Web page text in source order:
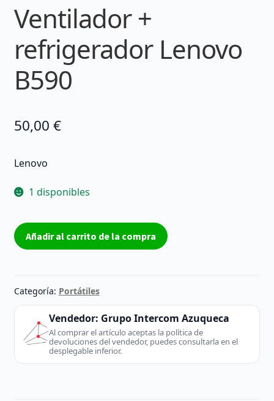
Ventilador +
refrigerador Lenovo
B590
50,00 €
Lenovo
1 disponibles
Ventilador
+
B590
cantidad
Añadir al carrito de la compra
Categoría: Portátiles
Vendedor: Grupo Intercom Azuqueca
Al comprar el artículo aceptas la política de
devoluciones del vendedor, puedes consultarla en el
desplegable inferior.